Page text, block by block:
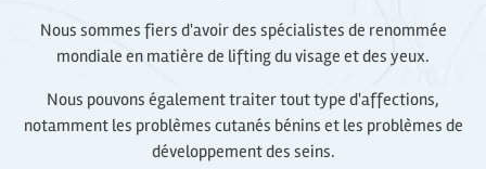
Nous sommes fiers d'avoir des spécialistes de renommée
mondiale en matière de lifting du visage et des yeux.
Nous pouvons également traiter tout type d'affections,
notamment les problèmes cutanés bénins et les problèmes de
développement des seins.